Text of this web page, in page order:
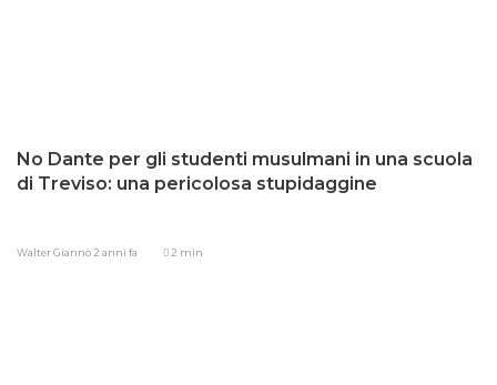
No Dante per gli studenti musulmani in una scuola
di Treviso: una pericolosa stupidaggine
Walter Giannò 2 anni fa 2 min